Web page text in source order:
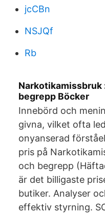
jcCBn
NSJQf
Rb
Narkotikamissbruk
begrepp Böcker
Innebörd och
givna, vilket ofta
onyanserad
pris på
och begrepp
är det billigaste
butiker. Analyser
effektiv styrning.